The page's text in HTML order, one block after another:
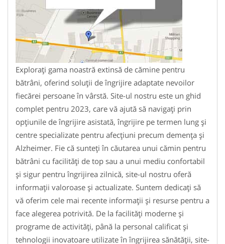
Explorați gama noastră extinsă de cămine pentru
bătrâni, oferind soluții de îngrijire adaptate nevoilor
fiecărei persoane în vârstă. Site-ul nostru este un ghid
complet pentru 2023, care vă ajută să navigați prin
opțiunile de îngrijire asistată, îngrijire pe termen lung și
centre specializate pentru afecțiuni precum demența și
Alzheimer. Fie că sunteți în căutarea unui cămin pentru
bătrâni cu facilități de top sau a unui mediu confortabil
și sigur pentru îngrijirea zilnică, site-ul nostru oferă
informații valoroase și actualizate. Suntem dedicați să
vă oferim cele mai recente informații și resurse pentru a
face alegerea potrivită. De la facilități moderne și
programe de activități, până la personal calificat și
tehnologii inovatoare utilizate în îngrijirea sănătății, site-